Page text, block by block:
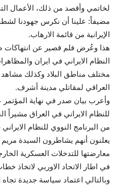
لخاتمي وأقصد من ذلك، الأعمال
مضيفاً: علينا أن نكرس جهودنا
الإيرانية من قائمة الارهاب.
هذا وعُرض فلم قصير عن انتهاكات
النظام الايراني في ايران
مختلف مناطق البلاد وكذلك
العراقي لمقاتلي مدينة أشرف.
وأعرب بيان صدر في نهاية المؤتمر
للنظام الايراني في العراق مشيراً
من البرنامج النووي للنظام
يعلنون أنهم يشاطرون السيدة
معارضتها للتدخلات العسكرية
في اطار الاتحاد الاوربي لاتخاذ
وبالتالي اعتماد سياسة جديدة